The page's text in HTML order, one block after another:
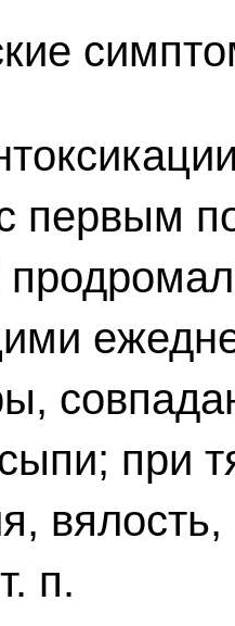
первым
при
п.